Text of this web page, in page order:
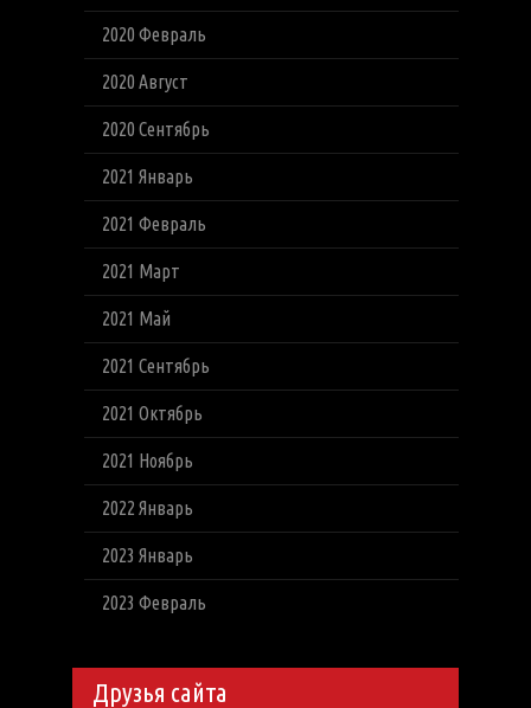
2020 Февраль
2020 Август
2020 Сентябрь
2021 Январь
2021 Февраль
2021 Март
2021 Май
2021 Сентябрь
2021 Октябрь
2021 Ноябрь
2022 Январь
2023 Январь
2023 Февраль
Друзья сайта